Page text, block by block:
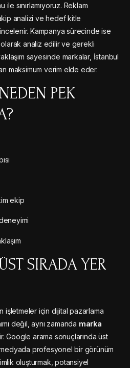
sınırlamıyoruz. Reklam
analizi ve hedef kitle
Kampanya sürecinde ise
analiz edilir ve gerekli
sayesinde markalar, İstanbul
maksimum verim elde eder.
PEK
ekip
SIRADA YER
işletmeler için dijital pazarlama
değil, aynı zamanda marka
Google arama sonuçlarında üst
profesyonel bir görünüm
oluşturmak, potansiyel